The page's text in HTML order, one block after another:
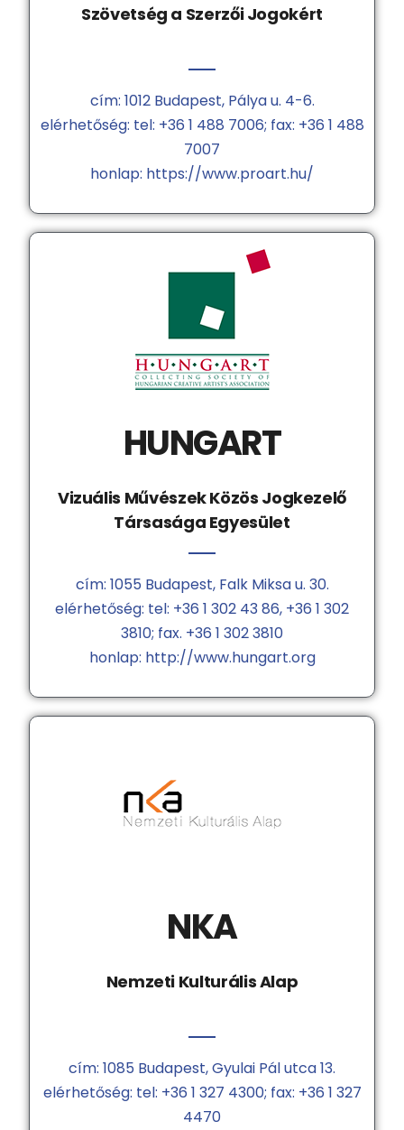
Szövetség a Szerzői Jogokért
cím: 1012 Budapest, Pálya u. 4-6.
elérhetőség: tel: +36 1 488 7006; fax: +36 1 488
7007
honlap: https://www.proart.hu/
HUNGART
Vizuális Művészek Közös Jogkezelő
Társasága Egyesület
cím: 1055 Budapest, Falk Miksa u. 30.
elérhetőség: tel: +36 1 302 43 86, +36 1 302
3810; fax. +36 1 302 3810
honlap: http://www.hungart.org
NKA
Nemzeti Kulturális Alap
cím: 1085 Budapest, Gyulai Pál utca 13.
elérhetőség: tel: +36 1 327 4300; fax: +36 1 327
4470